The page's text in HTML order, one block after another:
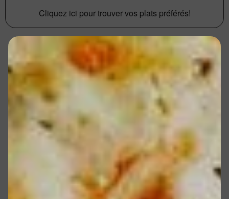
Cliquez ici pour trouver vos plats préférés!